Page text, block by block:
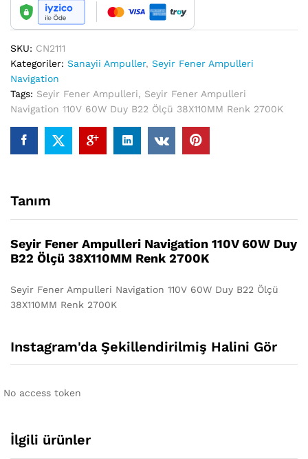
Ölçü
38X110MM
Renk
2700K
quantity
SKU: CN2111
Kategoriler: Sanayii Ampuller, Seyir Fener Ampulleri
Navigation
Tags: Seyir Fener Ampulleri, Seyir Fener Ampulleri
Navigation 110V 60W Duy B22 Ölçü 38X110MM Renk 2700K
Tanım
Seyir Fener Ampulleri Navigation 110V 60W Duy
B22 Ölçü 38X110MM Renk 2700K
Seyir Fener Ampulleri Navigation 110V 60W Duy B22 Ölçü
38X110MM Renk 2700K
Instagram'da Şekillendirilmiş Halini Gör
No access token
İlgili ürünler